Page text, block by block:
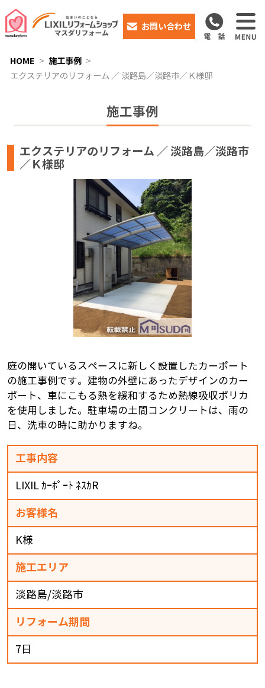
お問い合わせ
HOME
施工事例
エクステリアのリフォーム ／ 淡路島／淡路市／Ｋ様邸
施工事例
エクステリアのリフォーム ／ 淡路島／淡路市
／Ｋ様邸
庭の開いているスペースに新しく設置したカーポート
の施工事例です。建物の外壁にあったデザインのカー
ポート、車にこもる熱を緩和するため熱線吸収ポリカ
を使用しました。駐車場の土間コンクリートは、雨の
日、洗車の時に助かりますね。
工事内容
LIXIL ｶｰﾎﾟｰﾄ ﾈｽｶR
お客様名
K様
施工エリア
淡路島/淡路市
リフォーム期間
7日